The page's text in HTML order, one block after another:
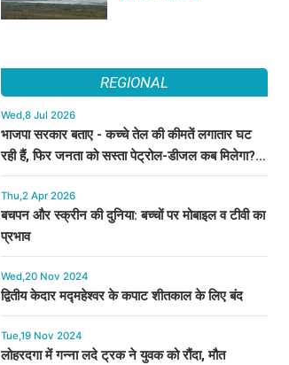
REGIONAL
Wed,8 Jul 2026
भाजपा सरकार बताए - कच्चे तेल की कीमतें लगातार घट
रही हैं, फिर जनता को सस्ता पेट्रोल-डीजल कब मिलेगा? :
कुमारी सैलजा
Thu,2 Apr 2026
बचपन और स्क्रीन की दुनिया: बच्चों पर मोबाइल व टीवी का
प्रभाव
Wed,20 Nov 2024
द्वितीय केदार मद्महेश्वर के कपाट शीतकाल के लिए बंद
Tue,19 Nov 2024
लोहरदगा में गन्ना लदे ट्रक ने युवक को रौंदा, मौत